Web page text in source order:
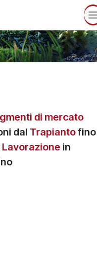
di mercato
dal Trapiantofino
Lavorazione in